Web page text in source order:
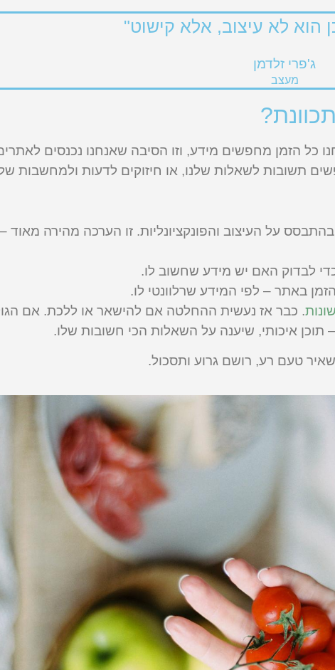
הוא לא עיצוב, אלא קישוט"
ג'פרי זלדמן
מעצב
כל הזמן מחפשים מידע, וזו הסיבה שאנחנו נכנסים
תשובות לשאלות שלנו, או חיזוקים לדעות ולמחשבות
על העיצוב והפונקציונליות. זו הערכה מהירה מאוד
לבדוק האם יש מידע שחשוב לו.
באתר – לפי המידע שרלוונטי לו.
. כבר אז נעשית ההחלטה אם להישאר או ללכת. אם
איכותי, שיענה על השאלות הכי חשובות שלו.
טעם רע, רושם גרוע ותסכול.